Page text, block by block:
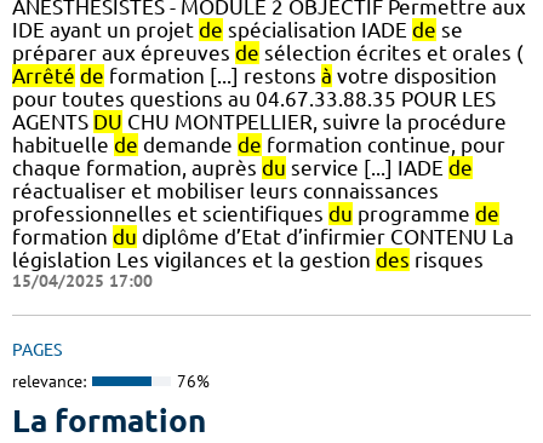
ANESTHESISTES - MODULE 2 OBJECTIF Permettre aux
IDE ayant un projet de spécialisation IADE de se
préparer aux épreuves de sélection écrites et orales (
Arrêté de formation [...] restons à votre disposition
pour toutes questions au 04.67.33.88.35 POUR LES
AGENTS DU CHU MONTPELLIER, suivre la procédure
habituelle de demande de formation continue, pour
chaque formation, auprès du service [...] IADE de
réactualiser et mobiliser leurs connaissances
professionnelles et scientifiques du programme de
formation du diplôme d’Etat d’infirmier CONTENU La
législation Les vigilances et la gestion des risques
15/04/2025 17:00
PAGES
relevance: 76%
La formation